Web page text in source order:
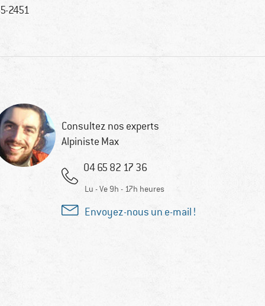
2451
Consultez nos experts
Alpiniste Max
04 65 82 17 36
Lu - Ve 9h - 17h heures
Envoyez-nous un e-mail !